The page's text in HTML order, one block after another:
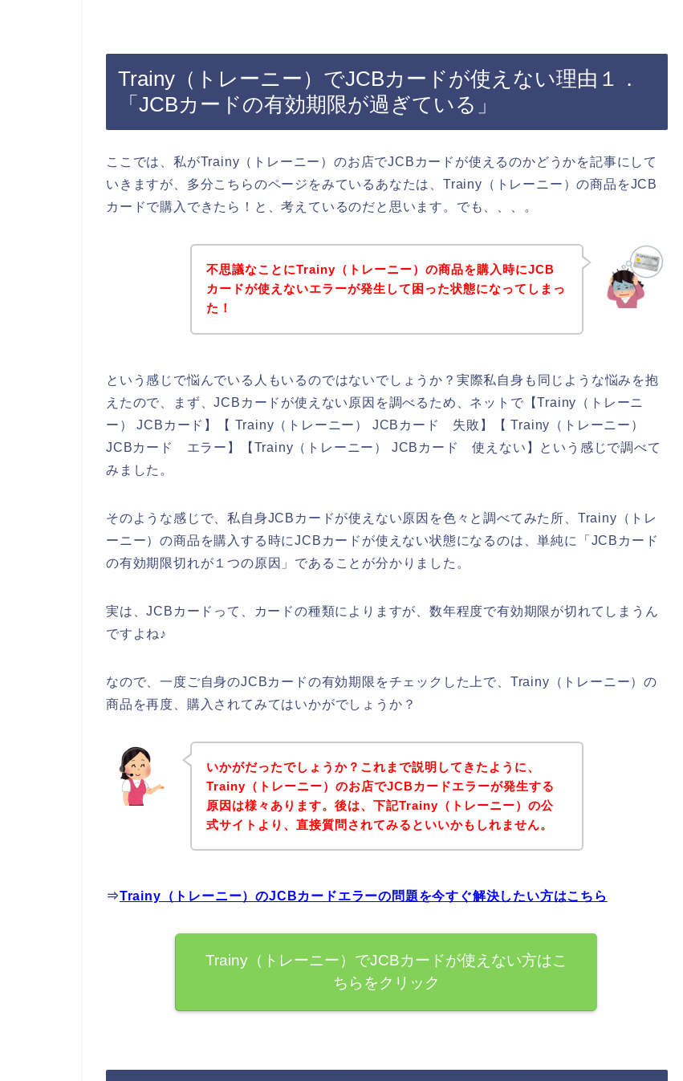
Trainy（トレーニー）でJCBカードが使えない理由１．
「JCBカードの有効期限が過ぎている」
ここでは、私がTrainy（トレーニー）のお店でJCBカードが使えるのかどうかを記事にして
いきますが、多分こちらのページをみているあなたは、Trainy（トレーニー）の商品をJCB
カードで購入できたら！と、考えているのだと思います。でも、、、。
不思議なことにTrainy（トレーニー）の商品を購入時にJCB
カードが使えないエラーが発生して困った状態になってしまっ
た！
という感じで悩んでいる人もいるのではないでしょうか？実際私自身も同じような悩みを抱
えたので、まず、JCBカードが使えない原因を調べるため、ネットで【Trainy（トレーニ
ー） JCBカード】【 Trainy（トレーニー） JCBカード 失敗】【 Trainy（トレーニー）
JCBカード エラー】【Trainy（トレーニー） JCBカード 使えない】という感じで調べて
みました。
そのような感じで、私自身JCBカードが使えない原因を色々と調べてみた所、Trainy（トレ
ーニー）の商品を購入する時にJCBカードが使えない状態になるのは、単純に「JCBカード
の有効期限切れが１つの原因」であることが分かりました。
実は、JCBカードって、カードの種類によりますが、数年程度で有効期限が切れてしまうん
ですよね♪
なので、一度ご自身のJCBカードの有効期限をチェックした上で、Trainy（トレーニー）の
商品を再度、購入されてみてはいかがでしょうか？
いかがだったでしょうか？これまで説明してきたように、
Trainy（トレーニー）のお店でJCBカードエラーが発生する
原因は様々あります。後は、下記Trainy（トレーニー）の公
式サイトより、直接質問されてみるといいかもしれません。
⇒Trainy（トレーニー）のJCBカードエラーの問題を今すぐ解決したい方はこちら
Trainy（トレーニー）でJCBカードが使えない方はこ
ちらをクリック